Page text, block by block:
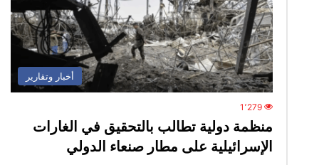
أخبار وتقارير
1٬279
منظمة دولية تطالب بالتحقيق في الغارات
الإسرائيلية على مطار صنعاء الدولي